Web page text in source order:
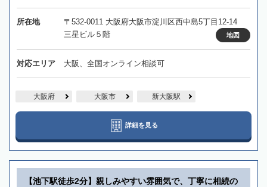
所在地
〒532-0011 大阪府大阪市淀川区西中島5丁目12-14
三星ビル５階
地図
対応エリア 大阪、全国オンライン相談可
大阪府 大阪市 新大阪駅
詳細を見る
【池下駅徒歩2分】親しみやすい雰囲気で、丁寧に相続の